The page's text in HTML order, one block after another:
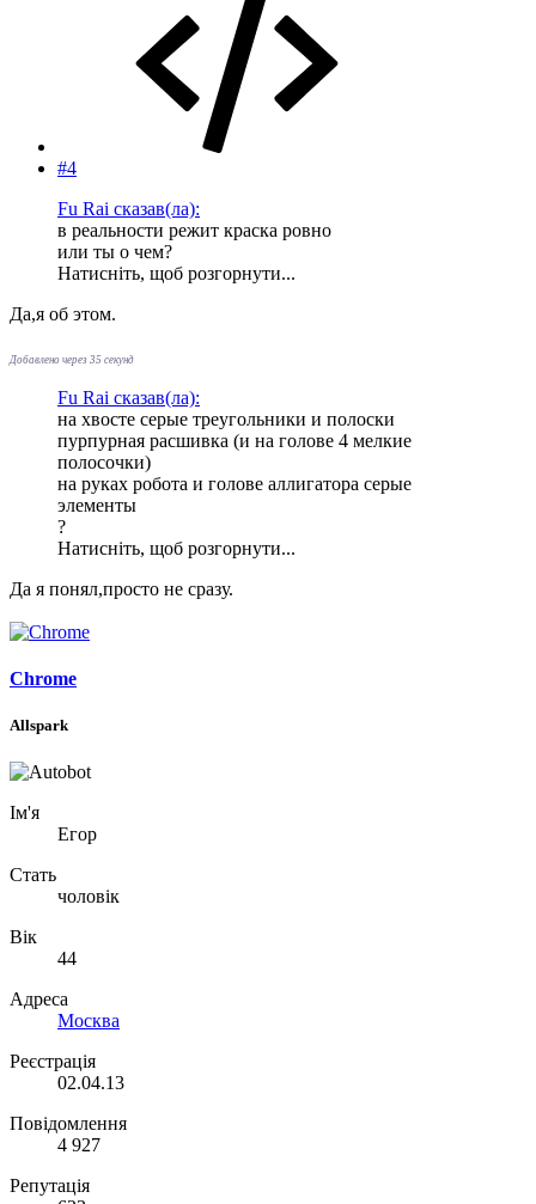
#4
Fu Rai сказав(ла):
в реальности режит краска ровно
или ты о чем?
Натисніть, щоб розгорнути...
Да,я об этом.
Добавлено через 35 секунд
Fu Rai сказав(ла):
на хвосте серые треугольники и полоски
пурпурная расшивка (и на голове 4 мелкие
полосочки)
на руках робота и голове аллигатора серые
элементы
?
Натисніть, щоб розгорнути...
Да я понял,просто не сразу.
Chrome
Allspark
Ім'я
Егор
Стать
чоловік
Вік
44
Адреса
Москва
Реєстрація
02.04.13
Повідомлення
4 927
Репутація